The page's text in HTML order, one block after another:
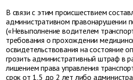
В связи с этим происшествием
административном правонарушении
(«Невыполнение водителем
требования о прохождении
освидетельствования на состояние
грозить административный штраф в
лишением права управления
срок от 1,5 до 2 лет либо